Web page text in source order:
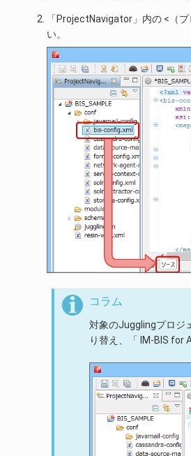
「ProjectNavigator」内の <（
い。
コラム
対象のJugglingプロジ
り替え、「 IM-BIS